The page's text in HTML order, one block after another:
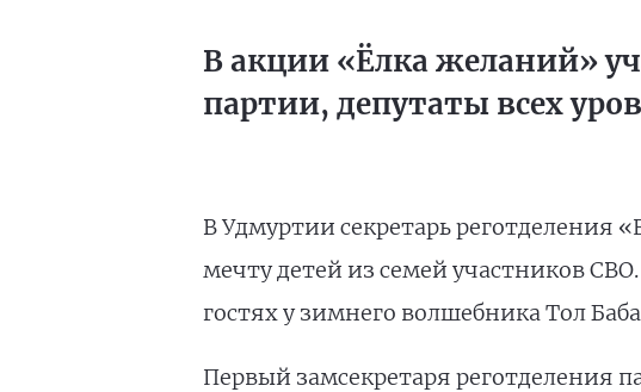
В акции «Ёлка желаний»
партии, депутаты всех
В Удмуртии секретарь реготделения
мечту детей из семей участников
гостях у зимнего волшебника Тол
Первый замсекретаря реготделения